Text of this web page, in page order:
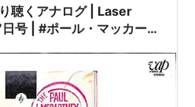
聴くアナログ | Laser
号 | #ポール・マッカート
:1995年][※品番:VPLR-